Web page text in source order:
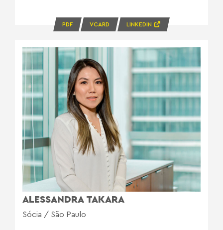
PDF VCARD LINKEDIN
ALESSANDRA TAKARA
Sócia / São Paulo